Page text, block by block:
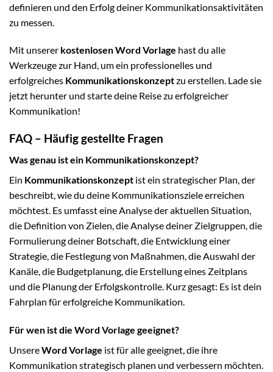
definieren und den Erfolg deiner Kommunikationsaktivitäten
zu messen.
Mit unserer kostenlosen Word Vorlage hast du alle
Werkzeuge zur Hand, um ein professionelles und
erfolgreiches Kommunikationskonzeptzu erstellen. Lade sie
jetzt herunter und starte deine Reise zu erfolgreicher
Kommunikation!
FAQ – Häufig gestellte Fragen
Was genau ist ein Kommunikationskonzept?
Ein Kommunikationskonzept ist ein strategischer Plan, der
beschreibt, wie du deine Kommunikationsziele erreichen
möchtest. Es umfasst eine Analyse der aktuellen Situation,
die Definition von Zielen, die Analyse deiner Zielgruppen, die
Formulierung deiner Botschaft, die Entwicklung einer
Strategie, die Festlegung von Maßnahmen, die Auswahl der
Kanäle, die Budgetplanung, die Erstellung eines Zeitplans
und die Planung der Erfolgskontrolle. Kurz gesagt: Es ist dein
Fahrplan für erfolgreiche Kommunikation.
Für wen ist die Word Vorlage geeignet?
UnsereWord Vorlage ist für alle geeignet, die ihre
Kommunikation strategisch planen und verbessern möchten.